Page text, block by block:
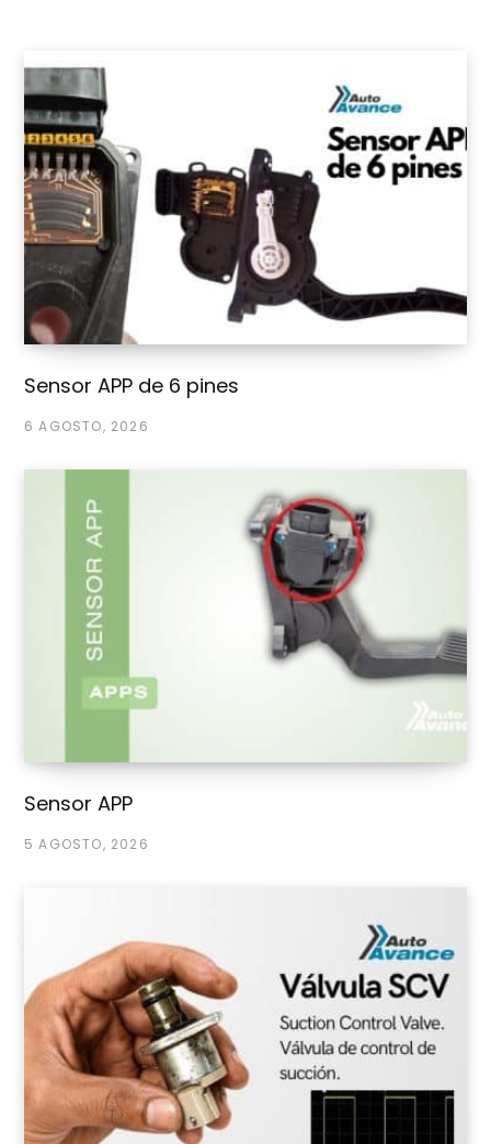
Sensor APP de 6 pines
6 AGOSTO, 2026
Sensor APP
5 AGOSTO, 2026